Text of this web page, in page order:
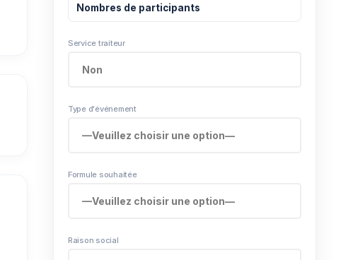
Service traiteur
Type d'événement
Formule souhaitée
Raison social